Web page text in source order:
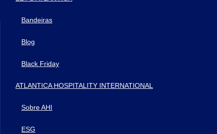
Bandeiras
Blog
Black Friday
ATLANTICA HOSPITALITY INTERNATIONAL
Sobre AHI
ESG